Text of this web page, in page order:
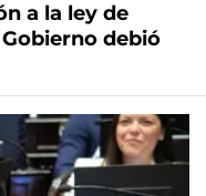
a la ley de
debió